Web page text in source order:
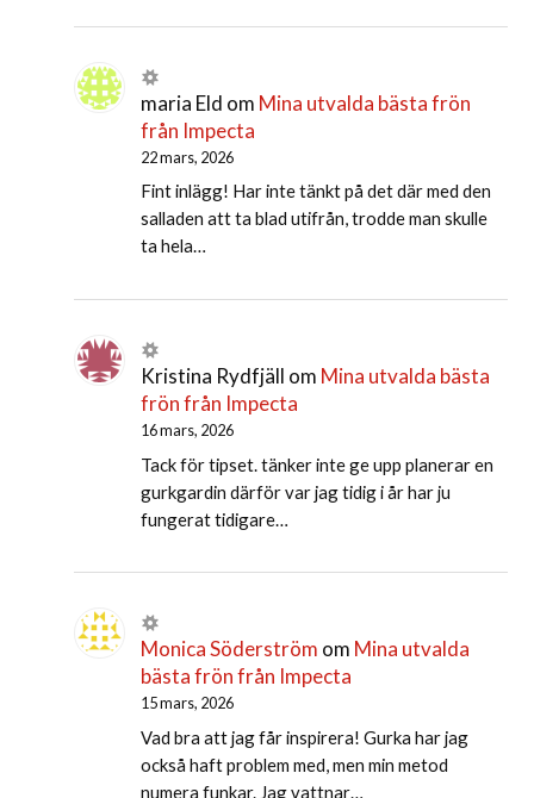
maria Eld om Mina utvalda bästa frön
från Impecta
22 mars, 2026
Fint inlägg! Har inte tänkt på det där med den
salladen att ta blad utifrån, trodde man skulle
ta hela…
Kristina Rydfjäll om Mina utvalda bästa
frön från Impecta
16 mars, 2026
Tack för tipset. tänker inte ge upp planerar en
gurkgardin därför var jag tidig i år har ju
fungerat tidigare…
Monica Söderström om Mina utvalda
bästa frön från Impecta
15 mars, 2026
Vad bra att jag får inspirera! Gurka har jag
också haft problem med, men min metod
numera funkar. Jag vattnar…